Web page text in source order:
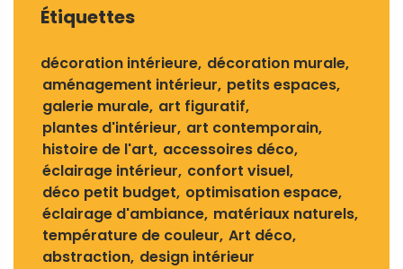
Étiquettes
décoration intérieure décoration murale
aménagement intérieur petits espaces
galerie murale art figuratif
plantes d'intérieur art contemporain
histoire de l'art accessoires déco
éclairage intérieur confort visuel
déco petit budget optimisation espace
éclairage d'ambiance matériaux naturels
température de couleur Art déco
abstraction design intérieur